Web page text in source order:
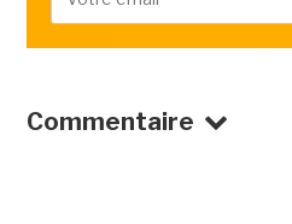
Commentaire